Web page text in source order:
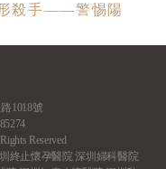
殺手——警惕陽
1018號
Reserved
終止懷孕醫院深圳婦科醫院